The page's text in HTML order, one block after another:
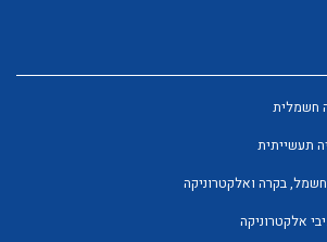
חשמלית
תעשייתית
בקרה ואלקטרוניקה
אלקטרוניקה